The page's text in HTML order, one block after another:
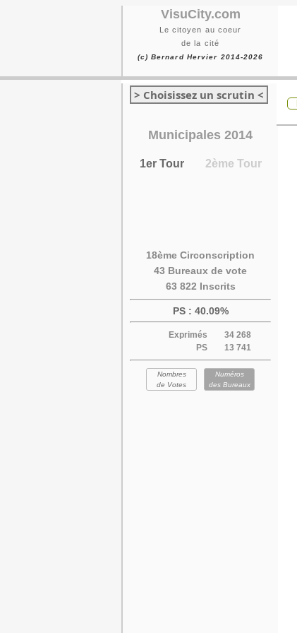
VisuCity.com
Le citoyen au coeur
de la cité
(c) Bernard Hervier 2014-2026
> Choisissez un scrutin <
Municipales 2014
1er Tour 2ème Tour
18ème Circonscription
43 Bureaux de vote
63 822 Inscrits
PS : 40.09%
Exprimés
34 268
PS
13 741
Nombres
de Votes
Numéros
des Bureaux